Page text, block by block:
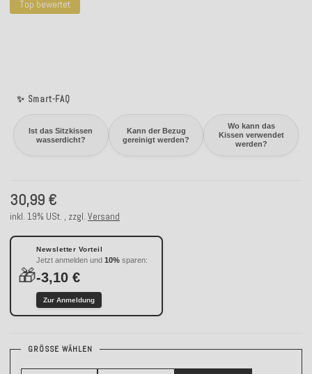
Top bewertet
✨ Smart-FAQ
Ist das Sitzkissen
wasserdicht?
Kann der Bezug
gereinigt werden?
Wo kann das
Kissen verwendet
werden?
30,99 €
inkl. 19% USt. , zzgl. Versand
🎁
Newsletter Vorteil
Jetzt anmelden und 10% sparen:
-3,10 €
Zur Anmeldung
GRÖSSE WÄHLEN